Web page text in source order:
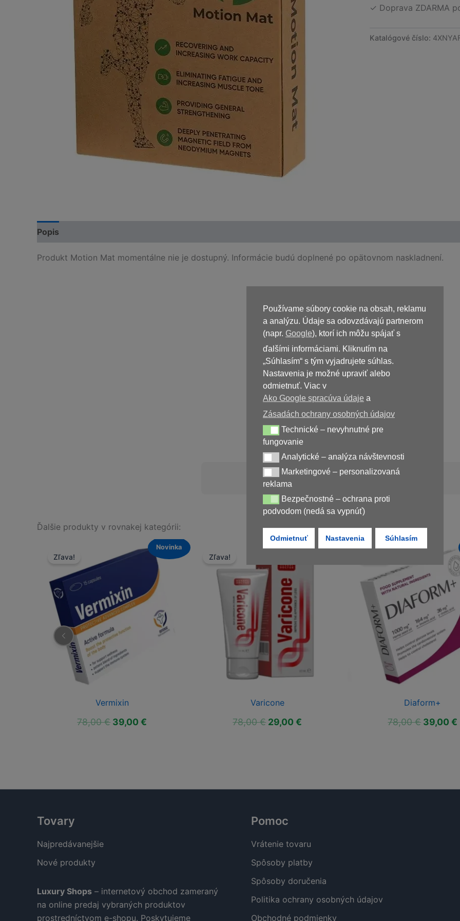
Používame súbory cookie na obsah, reklamu
a analýzu. Údaje sa odovzdávajú partnerom
(napr. Google), ktorí ich môžu spájať s
ďalšími informáciami. Kliknutím na
„Súhlasím“ s tým vyjadrujete súhlas.
Nastavenia je možné upraviť alebo
odmietnuť. Viac v
Ako Google spracúva údaje a
Zásadách ochrany osobných údajov
Technické – nevyhnutné pre fungovanie
Technické – nevyhnutné pre
fungovanie
Analytické – analýza návštevnosti
Analytické – analýza návštevnosti
Marketingové – personalizovaná reklama
Marketingové – personalizovaná
reklama
Bezpečnostné – ochrana proti podvodom (nedá sa vypnúť)
Bezpečnostné – ochrana proti
podvodom (nedá sa vypnúť)
Odmietnuť Nastavenia Súhlasím
✓ Doprava ZDARMA
Katalógové číslo:
Popis
Produkt Motion Mat momentálne nie je dostupný. Informácie budú doplnené po opätovnom naskladnení.
Kúpiť Motion Mat
39,00€
Nedostupné
Ďalšie produkty v rovnakej kategórii:
Novinka
Zľava!
Vermixin
78,00€ Pôvodná
39,00€
Novinka
Zľava!
Varicone
78,00€ Pôvodná
29,00€
Diaform+
78,00€ Pôvodná
39,00€
Tovary
Najpredávanejšie
Nové produkty
Luxury Shops – internetový obchod zameraný
na online predaj vybraných produktov
prostredníctvom e-shopu. Poskytujeme
Pomoc
Vrátenie tovaru
Spôsoby platby
Spôsoby doručenia
Politika ochrany osobných údajov
Obchodné podmienky